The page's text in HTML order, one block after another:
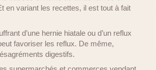
en variant les recettes, il est tout à fait
d’une hernie hiatale ou d’un reflux
favoriser les reflux. De même,
digestifs.